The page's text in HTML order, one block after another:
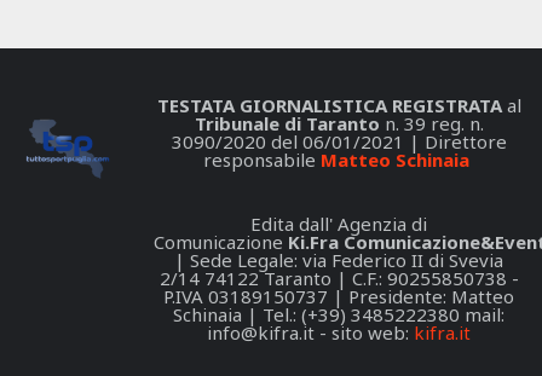
TESTATA GIORNALISTICA REGISTRATAal
Tribunale di Taranto n. 39 reg. n.
3090/2020 del 06/01/2021 | Direttore
responsabile Matteo Schinaia
Edita dall' Agenzia di
Comunicazione Ki.Fra
| Sede Legale: via Federico II di Svevia
2/14 74122 Taranto | C.F.: 90255850738 -
P.IVA 03189150737 | Presidente: Matteo
Schinaia | Tel.: (+39) 3485222380 mail:
info@kifra.it - sito web: kifra.it